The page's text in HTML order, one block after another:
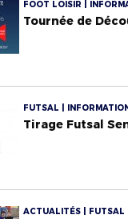
FOOT LOISIR |
Tournée de
FUTSAL |
Tirage Futsal
ACTUALITÉS | FUTSAL